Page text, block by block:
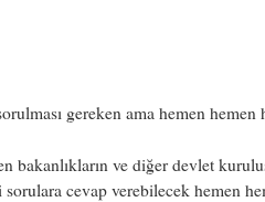
gereken ama hemen
bakanlıkların ve diğer devlet
sorulara cevap verebilecek hemen